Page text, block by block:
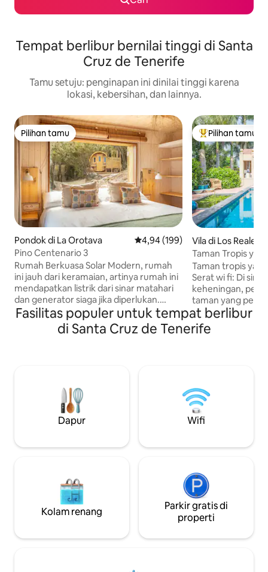
Tempat berlibur bernilai tinggi di Santa
Cruz de Tenerife
Tamu setuju: penginapan ini dinilai tinggi karena
lokasi, kebersihan, dan lainnya.
Pilihan tamu
Pilihan tamu
Pondok di La Orotava Nilai rata-rata 4,94 dari 5, 199
4,94 (199)
Pino Centenario 3
Rumah Berkuasa Solar Modern, rumah
ini jauh dari keramaian, artinya rumah ini
mendapatkan listrik dari sinar matahari
dan generator siaga jika diperlukan.
Dipulihkan pada April 2021, pondok ini
berada tepat sebelum Taman Nasional
Teide. Rumah memiliki dapur terbuka
pancuran, dan toilet yang berfungsi
penuh. Harap baca informasi mengenai
cara menuju ke sini dan check - in
setelah pemesanan.
Pilihan tamu
Pilihan tamu
Vila di Los Realejos
Taman Tropis
m2 di dekat Laut
Taman tropis
Serat wi fi: Di sini
keheningan,
taman yang
tarikan. Mungkin
nyaman adalah
elegan dan
sangat dekat
yang terkenal:
matahari
kompetisi Surfers
Fasilitas populer untuk tempat berlibur
di Santa Cruz de Tenerife
Dapur Wifi
Kolam renang
Parkir gratis di
properti